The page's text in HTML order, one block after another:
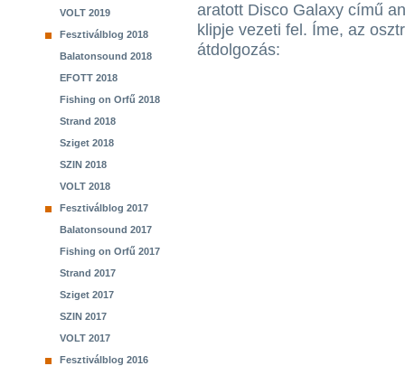
VOLT 2019
Fesztiválblog 2018
Balatonsound 2018
EFOTT 2018
Fishing on Orfű 2018
Strand 2018
Sziget 2018
SZIN 2018
VOLT 2018
Fesztiválblog 2017
Balatonsound 2017
Fishing on Orfű 2017
Strand 2017
Sziget 2017
SZIN 2017
VOLT 2017
Fesztiválblog 2016
aratott Disco Galaxy című
klipje vezeti fel. Íme, az
átdolgozás: